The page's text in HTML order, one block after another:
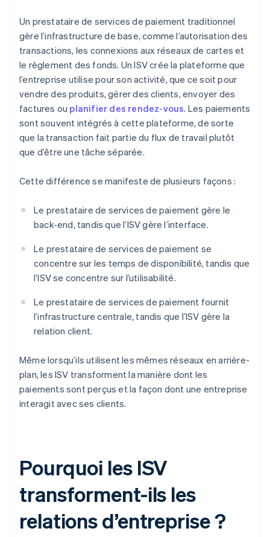
Un prestataire de services de paiement traditionnel
gère l’infrastructure de base, comme l’autorisation des
transactions, les connexions aux réseaux de cartes et
le règlement des fonds. Un ISV crée la plateforme que
l’entreprise utilise pour son activité, que ce soit pour
vendre des produits, gérer des clients, envoyer des
factures ou planifier des rendez-vous. Les paiements
sont souvent intégrés à cette plateforme, de sorte
que la transaction fait partie du flux de travail plutôt
que d’être une tâche séparée.
Cette différence se manifeste de plusieurs façons :
Le prestataire de services de paiement gère le
back-end, tandis que l’ISV gère l’interface.
Le prestataire de services de paiement se
concentre sur les temps de disponibilité, tandis que
l’ISV se concentre sur l’utilisabilité.
Le prestataire de services de paiement fournit
l’infrastructure centrale, tandis que l’ISV gère la
relation client.
Même lorsqu’ils utilisent les mêmes réseaux en arrière-
plan, les ISV transforment la manière dont les
paiements sont perçus et la façon dont une entreprise
interagit avec ses clients.
Pourquoi les ISV
transforment-ils les
relations d’entreprise ?